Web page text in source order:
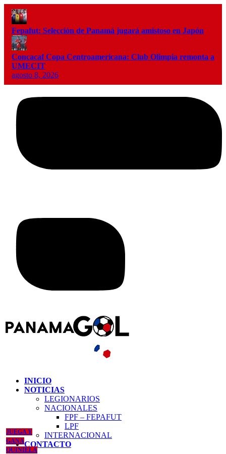
Fepafut: Selección de Panamá jugará amistoso en Japón
Concacaf Copa Centroamericana: Club Olimpia remonta a
UMECIT
agosto 8, 2026
INICIO
NOTICIAS
LEGIONARIOS
NACIONALES
FPF – FEPAFUT
LPF
INTERNACIONAL
CONTACTO
JUEGA Y
GANA
QUINIELA